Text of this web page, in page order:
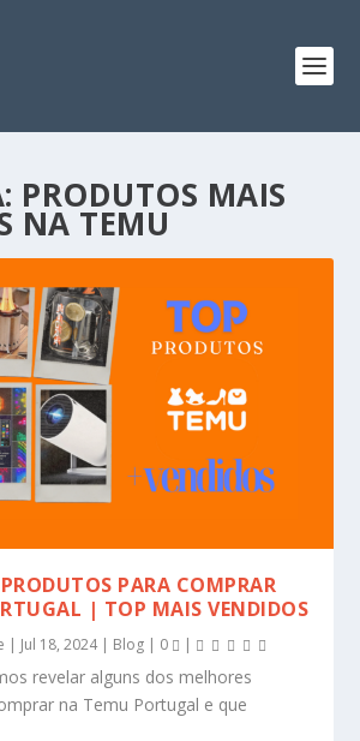
PRODUTOS MAIS
NA TEMU
PARA COMPRAR
| TOP MAIS VENDIDOS
| Jul 18, 2024| Blog | 0 |
revelar alguns dos melhores
na Temu Portugal e que